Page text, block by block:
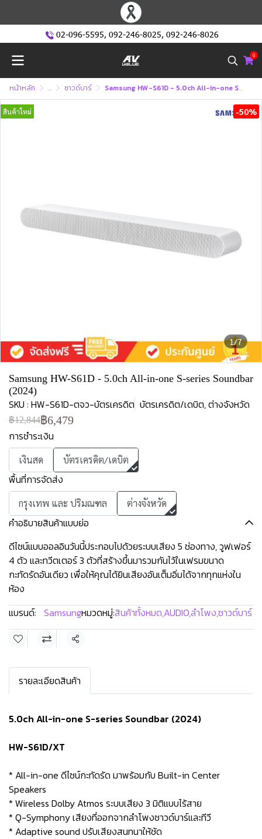
02-096-5595, 092-246-8025, 092-246-8026
0
หน้าหลัก ... ซาวด์บาร์ Samsung HW-S61D - 5.0ch All-in-one S-series Soundbar (2024)
1/7
สินค้าใหม่ -50%
Samsung HW-S61D - 5.0ch All-in-one S-series Soundbar
(2024)
SKU : HW-S61D-ตจว-บัตรเครดิต บัตรเครดิต/เดบิต, ต่างจังหวัด
฿12,844฿6,479
การชำระเงิน
เงินสด บัตรเครดิต/เดบิต
พื้นที่การจัดส่ง
กรุงเทพ และ ปริมณฑล ต่างจังหวัด
คำอธิบายสินค้าแบบย่อ
ดีไซน์แบบออลอินวันนี้ประกอบไปด้วยระบบเสียง 5 ช่องทาง, วูฟเฟอร์
4 ตัว และทวีตเตอร์ 3 ตัวที่สร้างขึ้นมารวมกันไว้ในเฟรมขนาด
กะทัดรัดอันเดียว เพื่อให้คุณได้ยินเสียงอันเต็มอิ่มได้จากทุกแห่งใน
ห้อง
แบรนด์: Samsungหมวดหมู่:สินค้าทั้งหมด,AUDIO,ลำโพง,ซาวด์บาร์
แชร์
รายละเอียดสินค้า
5.0ch All-in-one S-series Soundbar (2024)
HW-S61D/XT
* All-in-one ดีไซน์กะทัดรัด มาพร้อมกับ Built-in Center
Speakers
* Wireless Dolby Atmos ระบบเสียง 3 มิติแบบไร้สาย
* Q-Symphony เสียงที่ออกจากลำโพงซาวด์บาร์และทีวี
* Adaptive sound ปรับเสียงสนทนาให้ชัด